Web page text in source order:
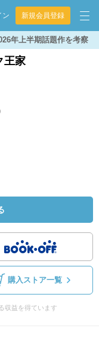
ン 新規会員登録
年上半期話題作を考察
王家
購入ストア一覧
収益を得ています